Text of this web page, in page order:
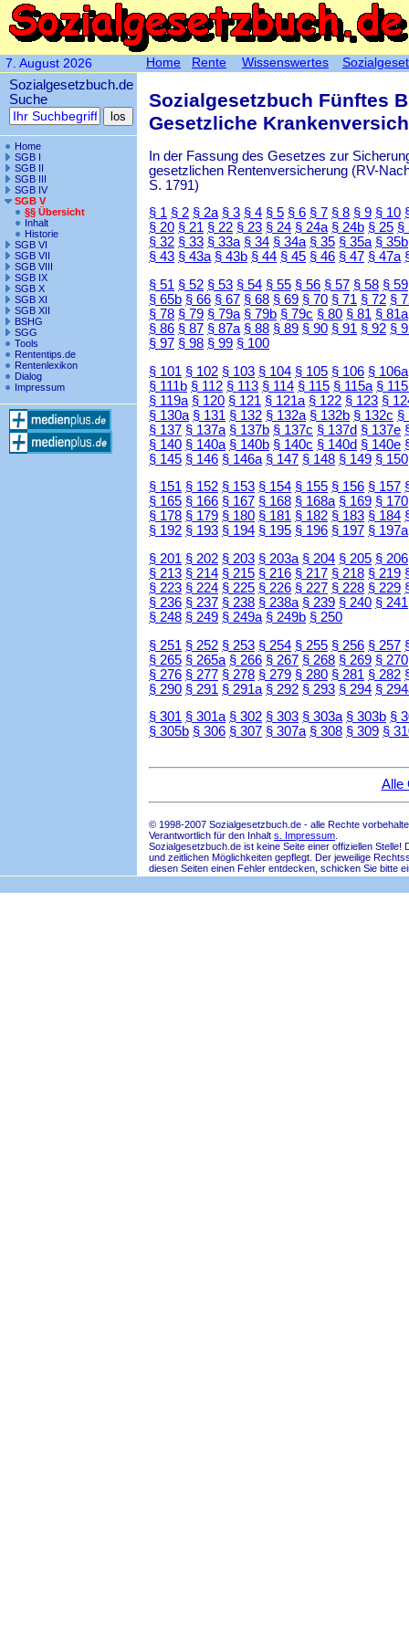
7. August 2026
Sozialgesetzbuch.de
Suche
Home
SGB I
SGB II
SGB III
SGB IV
SGB V
§§ Übersicht
Inhalt
Historie
SGB VI
SGB VII
SGB VIII
SGB IX
SGB X
SGB XI
SGB XII
BSHG
SGG
Tools
Rententips.de
Rentenlexikon
Dialog
Impressum
Sozialgesetzbuch Fünftes
Gesetzliche
In der Fassung des Gesetzes zur
gesetzlichen Rentenversicherung (RV-
S. 1791)
§ 1 § 2 § 2a § 3 § 4 § 5 § 6 § 7 § 8 § 9 § 10
§ 20 § 21 § 22 § 23 § 24 § 24a § 24b § 25 §
§ 32 § 33 § 33a § 34 § 34a § 35 § 35a § 35b
§ 43 § 43a § 43b § 44 § 45 § 46 § 47 § 47a
§ 51 § 52 § 53 § 54 § 55 § 56 § 57 § 58 § 59
§ 65b § 66 § 67 § 68 § 69 § 70 § 71 § 72 §
§ 78 § 79 § 79a § 79b § 79c § 80 § 81 § 81a
§ 86 § 87 § 87a § 88 § 89 § 90 § 91 § 92 §
§ 97 § 98 § 99 § 100
§ 101 § 102 § 103 § 104 § 105 § 106 § 106a
§ 111b § 112 § 113 § 114 § 115 § 115a §
§ 119a § 120 § 121 § 121a § 122 § 123 §
§ 130a § 131 § 132 § 132a § 132b § 132c §
§ 137 § 137a § 137b § 137c § 137d § 137e
§ 140 § 140a § 140b § 140c § 140d § 140e
§ 145 § 146 § 146a § 147 § 148 § 149 § 150
§ 151 § 152 § 153 § 154 § 155 § 156 § 157
§ 165 § 166 § 167 § 168 § 168a § 169 § 170
§ 178 § 179 § 180 § 181 § 182 § 183 § 184
§ 192 § 193 § 194 § 195 § 196 § 197 § 197a
§ 201 § 202 § 203 § 203a § 204 § 205 § 206
§ 213 § 214 § 215 § 216 § 217 § 218 § 219
§ 223 § 224 § 225 § 226 § 227 § 228 § 229
§ 236 § 237 § 238 § 238a § 239 § 240 § 241
§ 248 § 249 § 249a § 249b § 250
§ 251 § 252 § 253 § 254 § 255 § 256 § 257
§ 265 § 265a § 266 § 267 § 268 § 269 § 270
§ 276 § 277 § 278 § 279 § 280 § 281 § 282
§ 290 § 291 § 291a § 292 § 293 § 294 §
§ 301 § 301a § 302 § 303 § 303a § 303b §
§ 305b § 306 § 307 § 307a § 308 § 309 §
Alle
© 1998-2007 Sozialgesetzbuch.de - alle Rechte
Verantwortlich für den Inhalt s. Impressum
Sozialgesetzbuch.de ist keine Seite einer offiziellen
und zeitlichen Möglichkeiten gepflegt. Der jeweilige
diesen Seiten einen Fehler entdecken, schicken Sie bitte
Home Rente Wissenswertes